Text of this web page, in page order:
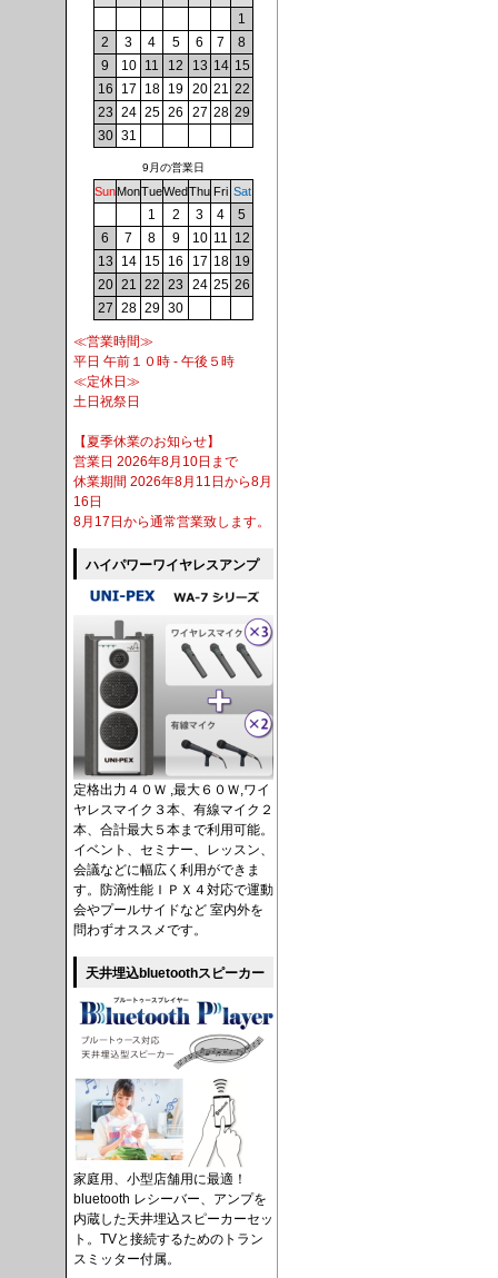
1
2
3 4 5 6 7
8
9
10 11 12 13 14 15
16
17 18 19 20 21 22
23 24 25 26 27 28 29
30 31
9月の営業日
SunMonTueWedThu Fri Sat
1 2 3 4
5
6
7 8 9 10 11 12
13
14 15 16 17 18 19
20 21 22 23 24 25 26
27 28 29 30
≪営業時間≫
平日 午前１０時 - 午後５時
≪定休日≫
土日祝祭日
【夏季休業のお知らせ】
営業日 2026年8月10日まで
休業期間 2026年8月11日から8月
16日
8月17日から通常営業致します。
ハイパワーワイヤレスアンプ
定格出力４０Ｗ ,最大６０Ｗ,ワイ
ヤレスマイク３本、有線マイク２
本、合計最大５本まで利用可能。
イベント、セミナー、レッスン、
会議などに幅広く利用ができま
す。防滴性能ＩＰＸ４対応で運動
会やプールサイドなど 室内外を
問わずオススメです。
天井埋込bluetoothスピーカー
家庭用、小型店舗用に最適！
bluetooth レシーバー、アンプを
内蔵した天井埋込スピーカーセッ
ト。TVと接続するためのトラン
スミッター付属。